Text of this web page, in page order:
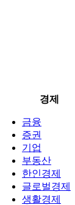
경제
금융
증권
기업
부동산
한인경제
글로벌경제
생활경제